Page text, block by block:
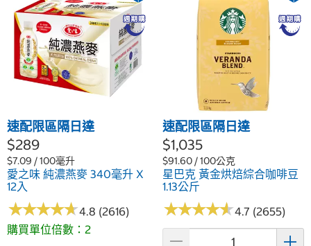
速配限區隔日達
$289
$7.09 / 100毫升
愛之味 純濃燕麥 340毫升 X
12入
★★★★★
★★★★★4.8 (2616)
購買單位倍數：2
速配限區隔日達
$1,035
$91.60 / 100公克
星巴克 黃金烘焙綜合咖啡豆
1.13公斤
★★★★★
★★★★★4.7 (2655)